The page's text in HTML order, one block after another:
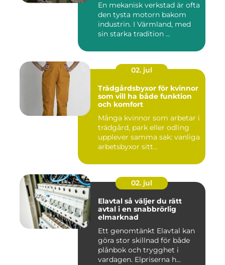
En mekanisk verkstad är ofta
den tysta motorn bakom
industrin. I Värmland, med
sin starka tradition ...
02. jul
Trädgårdsbyxor för kvinnor
som vill ha både funktion
och komfort
Många kvinnor som arbetar i
trädgård, park eller odling
upplever samma sak: vanliga
arbetsbyxor sitt...
02. jul
Elavtal så väljer du rätt
avtal i en snabbrörlig
elmarknad
Ett genomtänkt Elavtal kan
göra stor skillnad för både
plånbok och trygghet i
vardagen. Elpriserna h...